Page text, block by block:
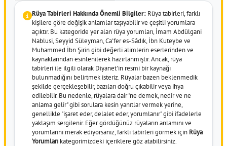
Rüya Tabirleri Hakkında Önemli Bilgiler: Rüya tabirleri, farklı
kişilere göre değişik anlamlar taşıyabilir ve çeşitli yorumlara
açıktır. Bu kategoride yer alan rüya yorumları, İmam Abdülgani
Nablusi, Seyyid Süleyman, Ca'fer es-Sâdık, İbn Kuteybe ve
Muhammed İbn Şirin gibi değerli alimlerin eserlerinden ve
kaynaklarından esinlenilerek hazırlanmıştır. Ancak, rüya
tabirleri ile ilgili olarak Diyanet'in resmi bir kaynağı
bulunmadığını belirtmek isteriz. Rüyalar bazen beklenmedik
şekilde gerçekleşebilir, bazıları doğru çıkabilir veya ihya
edilebilir. Bu nedenle, rüyalara dair "ne demek, nedir ve ne
anlama gelir" gibi sorulara kesin yanıtlar vermek yerine,
genellikle "işaret eder, delalet eder, yorumlanır" gibi ifadelerle
yaklaşım sergilenir. Eğer gördüğünüz rüyaların anlamını ve
yorumlarını merak ediyorsanız, farklı tabirleri görmek için Rüya
Yorumları kategorimizdeki içeriklere göz atabilirsiniz.